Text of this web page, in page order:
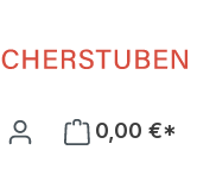
hast 0 Produkte auf
0,00 €*